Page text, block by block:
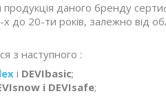
даного бренду
до 20-ти років, залежно від
з наступного :
і DEVIbasic;
і DEVIsafe;